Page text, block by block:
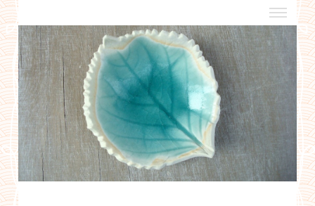
a propos
boutiques de créateurs
contact
politique de confidentialité